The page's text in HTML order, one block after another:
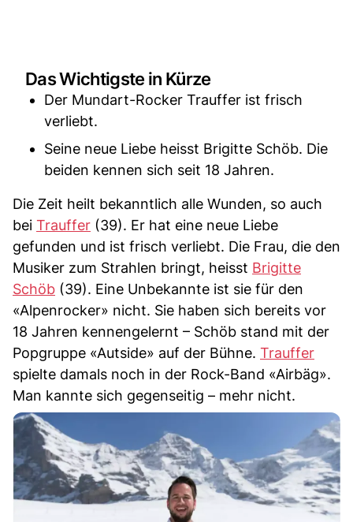
Das Wichtigste in Kürze
Der Mundart-Rocker Trauffer ist frisch
verliebt.
Seine neue Liebe heisst Brigitte Schöb. Die
beiden kennen sich seit 18 Jahren.
Die Zeit heilt bekanntlich alle Wunden, so auch
bei Trauffer (39). Er hat eine neue Liebe
gefunden und ist frisch verliebt. Die Frau, die den
Musiker zum Strahlen bringt, heisst Brigitte
Schöb (39). Eine Unbekannte ist sie für den
«Alpenrocker» nicht. Sie haben sich bereits vor
18 Jahren kennengelernt – Schöb stand mit der
Popgruppe «Autside» auf der Bühne. Trauffer
spielte damals noch in der Rock-Band «Airbäg».
Man kannte sich gegenseitig – mehr nicht.